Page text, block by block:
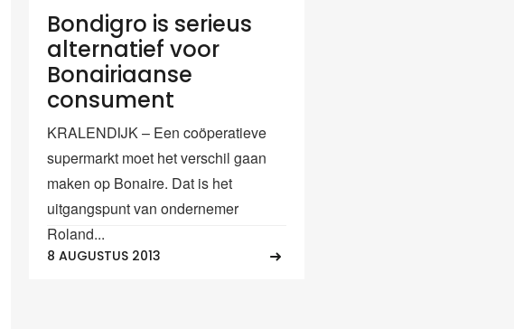
Bondigro is serieus
alternatief voor
Bonairiaanse
consument
KRALENDIJK – Een coöperatieve
supermarkt moet het verschil gaan
maken op Bonaire. Dat is het
uitgangspunt van ondernemer
Roland...
8 AUGUSTUS 2013